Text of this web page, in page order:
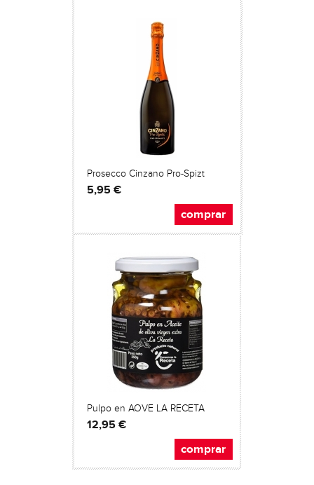
comprar
Prosecco Cinzano Pro-Spizt
5,95 €
comprar
Pulpo en AOVE LA RECETA
12,95 €